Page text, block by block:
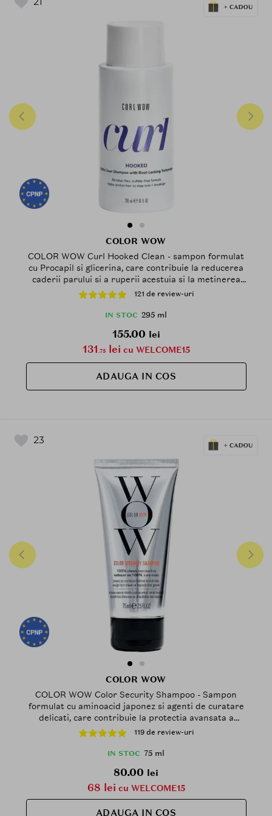
COLOR WOW
COLOR WOW Curl Hooked Clean - sampon formulat
cu Procapil si glicerina, care contribuie la reducerea
caderii parului si a ruperii acestuia si la metinerea
hidratarii parului cret sau ondulat - 295 ml
121 de review-uri
IN STOC 295 ml
155.00 lei
131.75lei cu WELCOME15
ADAUGA IN COS
23
COLOR WOW
COLOR WOW Color Security Shampoo - Sampon
formulat cu aminoacid japonez si agenti de curatare
delicati, care contribuie la protectia avansata a
culorii parului si la mentinerea parului curat,
stralucitor si usor de coafat - 75 ml
119 de review-uri
IN STOC 75 ml
80.00 lei
68 lei cu WELCOME15
ADAUGA IN COS